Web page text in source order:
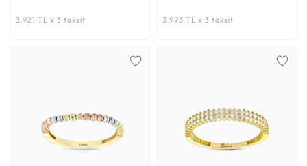
3.921 TL x 3 taksit 3.993 TL x 3 taksit